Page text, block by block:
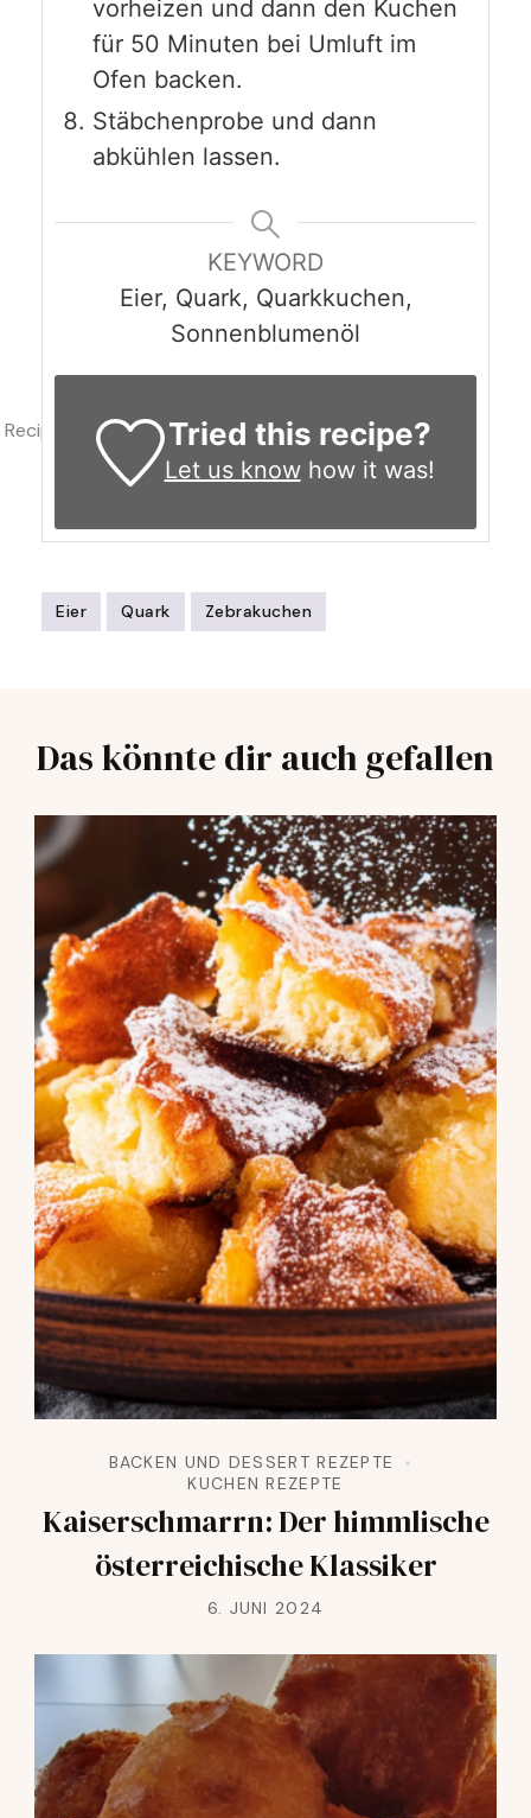
vorheizen und dann den Kuchen
für 50 Minuten bei Umluft im
Ofen backen.
Stäbchenprobe und dann
abkühlen lassen.
KEYWORD
Eier, Quark, Quarkkuchen,
Sonnenblumenöl
Tried this recipe?
Let us knowhow it was!
Eier Quark Zebrakuchen
Das könnte dir auch gefallen
BACKEN UND DESSERT REZEPTE
KUCHEN REZEPTE
Kaiserschmarrn: Der himmlische
österreichische Klassiker
6. JUNI 2024
Recipe Rating